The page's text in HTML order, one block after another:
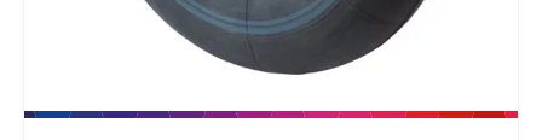
al vele jaren beproefd.